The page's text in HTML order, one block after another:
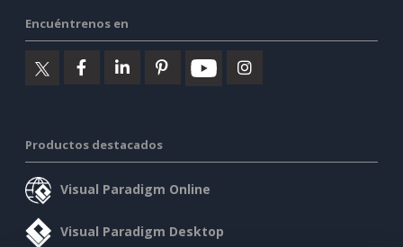
Encuéntrenos en
Productos destacados
Visual Paradigm Online
Visual Paradigm Desktop